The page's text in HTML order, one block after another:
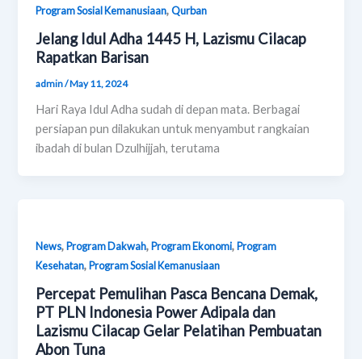
Program Sosial Kemanusiaan,Qurban
Jelang Idul Adha 1445 H, Lazismu Cilacap
Rapatkan Barisan
admin/May 11, 2024
Hari Raya Idul Adha sudah di depan mata. Berbagai
persiapan pun dilakukan untuk menyambut rangkaian
ibadah di bulan Dzulhijjah, terutama
News,Program Dakwah,Program Ekonomi,Program
Kesehatan,Program Sosial Kemanusiaan
Percepat Pemulihan Pasca Bencana Demak,
PT PLN Indonesia Power Adipala dan
Lazismu Cilacap Gelar Pelatihan Pembuatan
Abon Tuna